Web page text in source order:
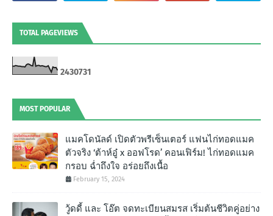
TOTAL PAGEVIEWS
2430731
MOST POPULAR
แมคโดนัลด์ เปิดตัวพรีเซ็นเตอร์ แฟนไก่ทอดแมค
ตัวจริง ‘ต้าห์อู๋ x ออฟโรด’ คอนเฟิร์ม! ไก่ทอดแมค
กรอบ ฉํ่าถึงใจ อร่อยถึงเนื้อ
February 15, 2024
วู้ดดี้ และ โอ๊ต จดทะเบียนสมรส เริ่มต้นชีวิตคู่อย่าง